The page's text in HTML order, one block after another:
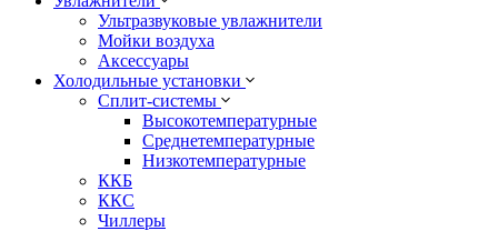
Ультразвуковые увлажнители
Мойки воздуха
Аксессуары
Холодильные установки
Сплит-системы
Высокотемпературные
Среднетемпературные
Низкотемпературные
ККБ
ККС
Чиллеры